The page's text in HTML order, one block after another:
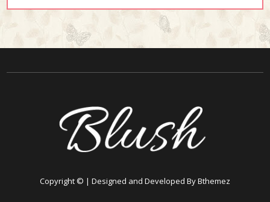
Copyright © | Designed and Developed By Bthemez